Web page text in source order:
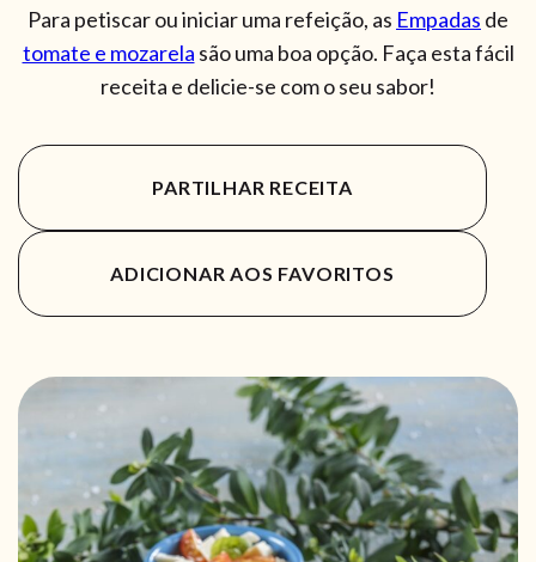
Para petiscar ou iniciar uma refeição, as Empadas de
tomate e mozarela são uma boa opção. Faça esta fácil
receita e delicie-se com o seu sabor!
PARTILHAR RECEITA
ADICIONAR AOS FAVORITOS